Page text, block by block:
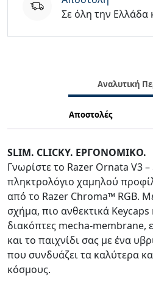
ποσότητα
Σε όλη την Ελλάδα
Αναλυτική
Αποστολές
SLIM. CLICKY. ΕΡΓΟΝΟΜΙΚΟ.
Γνωρίστε το Razer Ornata V3
πληκτρολόγιο χαμηλού
από το Razer Chroma™ RGB.
σχήμα, πιο ανθεκτικά
διακόπτες mecha-membrane,
και το παιχνίδι σας με ένα
που συνδυάζει τα καλύτερα
κόσμους.